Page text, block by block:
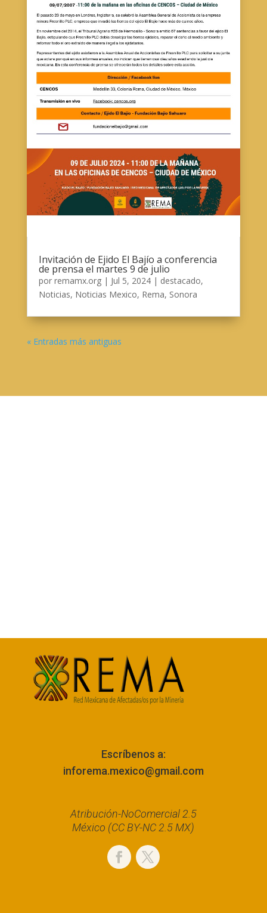
Invitación de Ejido El Bajío a conferencia
de prensa el martes 9 de julio
por remamx.org| Jul 5, 2024| destacado,
Noticias, Noticias Mexico, Rema, Sonora
« Entradas más antiguas
Escríbenos a:
inforema.mexico@gmail.com
Atribución-NoComercial 2.5
México (CC BY-NC 2.5 MX)